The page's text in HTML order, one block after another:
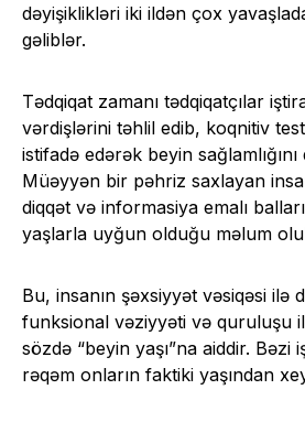
dəyişiklikləri iki ildən çox
gəliblər.
Tədqiqat zamanı tədqiqatçılar
vərdişlərini təhlil edib, koqnitiv
istifadə edərək beyin
Müəyyən bir pəhriz saxlayan
diqqət və informasiya emalı
yaşlarla uyğun olduğu məlum
Bu, insanın şəxsiyyət vəsiqəsi ilə
funksional vəziyyəti və quruluşu
sözdə “beyin yaşı”na aiddir. Bəzi
rəqəm onların faktiki yaşından